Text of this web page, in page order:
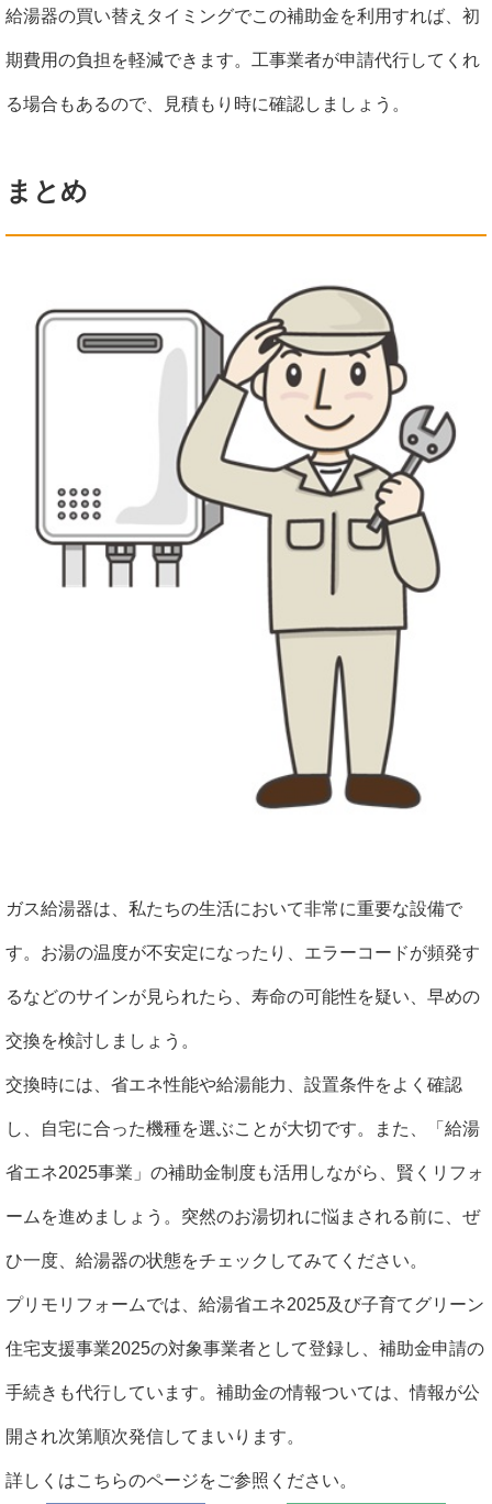
給湯器の買い替えタイミングでこの補助金を利用すれば、初
期費用の負担を軽減できます。工事業者が申請代行してくれ
る場合もあるので、見積もり時に確認しましょう。
まとめ
ガス給湯器は、私たちの生活において非常に重要な設備で
す。お湯の温度が不安定になったり、エラーコードが頻発す
るなどのサインが見られたら、寿命の可能性を疑い、早めの
交換を検討しましょう。
交換時には、省エネ性能や給湯能力、設置条件をよく確認
し、自宅に合った機種を選ぶことが大切です。また、「給湯
省エネ2025事業」の補助金制度も活用しながら、賢くリフォ
ームを進めましょう。突然のお湯切れに悩まされる前に、ぜ
ひ一度、給湯器の状態をチェックしてみてください。
プリモリフォームでは、給湯省エネ2025及び子育てグリーン
住宅支援事業2025の対象事業者として登録し、補助金申請の
手続きも代行しています。補助金の情報ついては、情報が公
開され次第順次発信してまいります。
詳しくはこちらのページをご参照ください。